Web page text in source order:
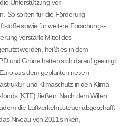
Unterstützung von
So sollten für die Förderung
sowie für weitere Forschungs-
verstärkt Mittel des
werden, heißt es in dem
und Grüne hatten sich darauf geeinigt,
aus dem geplanten neuen
und Klimaschutz in den Klima-
(KTF) fließen. Nach dem Willen
die Luftverkehrssteuer abgeschafft
Niveau von 2011 sinken,